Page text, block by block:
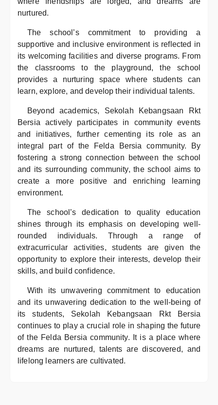
nurtured.
The school’s commitment to providing a
supportive and inclusive environment is reflected in
its welcoming facilities and diverse programs. From
the classrooms to the playground, the school
provides a nurturing space where students can
learn, explore, and develop their individual talents.
Beyond academics, Sekolah Kebangsaan Rkt
Bersia actively participates in community events
and initiatives, further cementing its role as an
integral part of the Felda Bersia community. By
fostering a strong connection between the school
and its surrounding community, the school aims to
create a more positive and enriching learning
environment.
The school’s dedication to quality education
shines through its emphasis on developing well-
rounded individuals. Through a range of
extracurricular activities, students are given the
opportunity to explore their interests, develop their
skills, and build confidence.
With its unwavering commitment to education
and its unwavering dedication to the well-being of
its students, Sekolah Kebangsaan Rkt Bersia
continues to play a crucial role in shaping the future
of the Felda Bersia community. It is a place where
dreams are nurtured, talents are discovered, and
lifelong learners are cultivated.